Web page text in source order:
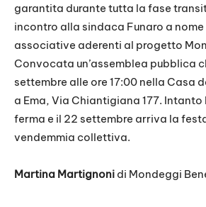
garantita durante tutta la fase
incontro alla sindaca Funaro a nome
associative aderenti al progetto
Convocata un’assemblea pubblica
settembre alle ore 17:00 nella Casa
a Ema, Via Chiantigiana 177.
ferma e il 22 settembre arriva la
vendemmia collettiva.
Martina Martignoni di Mondeggi